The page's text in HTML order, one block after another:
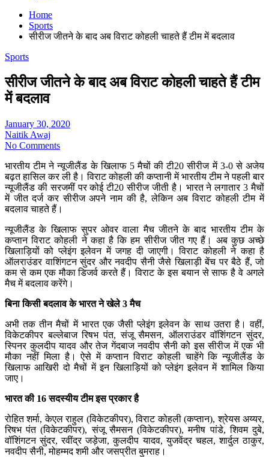
Home
Sports
सीरीज जीतने के बाद अब विराट कोहली चाहते हैं टीम में बदलाव
Sports
सीरीज जीतने के बाद अब विराट कोहली चाहते हैं टीम
में बदलाव
January 30, 2020
Naitik Awaj
No Comments
भारतीय टीम ने न्यूजीलैंड के खिलाफ 5 मैचों की टी20 सीरीज में 3-0 से अजेय
बढ़त हासिल कर ली है। विराट कोहली की कप्तानी में भारतीय टीम ने पहली बार
न्यूजीलैंड की सरजमीं पर कोई टी20 सीरीज जीती है। भारत ने लगातार 3 मैचों
में जीत दर्ज कर सीरीज अपने नाम की है, लेकिन अब विराट कोहली टीम में
बदलाव चाहते हैं।
न्यूजीलैंड के खिलाफ सुपर ओवर वाला मैच जीतने के बाद भारतीय टीम के
कप्तान विराट कोहली ने कहा है कि हम सीरीज जीत गए हैं। अब कुछ अच्छे
खिलाड़ियों को प्लेइंग इलेवन में जगह दी जाएगी। विराट कोहली ने कहा है
ऑलराउंडर वाशिंगटन सुंदर और नवदीप सैनी जैसे खिलाड़ी बेंच पर बैठे हैं, जो
कम से कम एक मौका डिजर्व करते हैं। विराट के इस बयान से साफ है वे अगले
मैच में बदलाव करेंगे।
बिना किसी बदलाव के भारत ने खेले 3 मैच
अभी तक तीन मैचों में भारत एक जैसी प्लेइंग इलेवन के साथ उतरा है। वहीं,
विकेटकीपर बल्लेबाज रिषभ पंत, संजू सैमसन, ऑलराउंडर वॉशिंगटन सुंदर,
स्पिनर कुलदीप यादव और तेज गेंदबाज नवदीप सैनी को इस सीरीज में एक भी
मौका नहीं मिला है। ऐसे में कप्तान विराट कोहली चाहेंगे कि न्यूजीलैंड के
खिलाफ आखिरी दो मैचों में इन खिलाड़ियों को प्लेइंग इलेवन में शामिल किया
जाए।
भारत की 16 सदस्यीय टीम इस प्रकार है
रोहित शर्मा, केएल राहुल (विकेटकीपर), विराट कोहली (कप्तान), श्रेयस अय्यर,
रिषभ पंत (विकेटकीपर), संजू सैमसन (विकेटकीपर), मनीष पांडे, शिवम दुबे,
वॉशिंगटन सुंदर, रवींद्र जड़ेजा, कुलदीप यादव, युजवेंद्र चहल, शार्दुल ठाकुर,
नवदीप सैनी, मोहम्मद शमी और जसप्रीत बुमराह।